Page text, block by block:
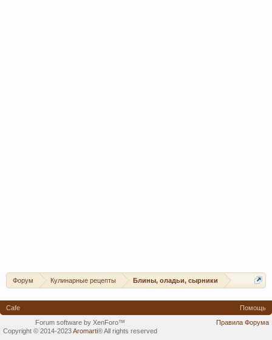
Форум Кулинарные рецепты Блины, оладьи, сырники
Cafe
Помощь
Правила Форума
Forum software by XenForo™
Copyright © 2014-2023Aromarti®All rights reserved